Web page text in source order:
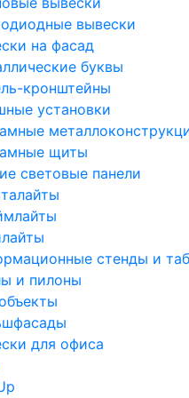
вывески
на фасад
буквы
кронштейны
установки
щиты
световые панели
стенды и
и пилоны
для офиса